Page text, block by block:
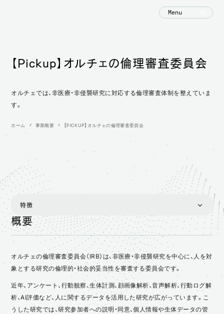
Menu
【Pickup】オルチェの倫理審査委員会
オルチェでは、非医療・非侵襲研究に対応する倫理審査体制を整えていま
す。
ホーム 事業概要 【PICKUP】オルチェの倫理審査委員会
特徴
概要
委員構成
ご相談例
概要
オルチェの倫理審査委員会（IRB）は、非医療・非侵襲研究を中心に、人を対
象とする研究の倫理的・社会的妥当性を審査する委員会です。
近年、アンケート、行動観察、生体計測、顔画像解析、音声解析、行動ログ解
析、AI評価など、人に関するデータを活用した研究が広がっています。こ
うした研究では、研究参加者への説明・同意、個人情報や生体データの管